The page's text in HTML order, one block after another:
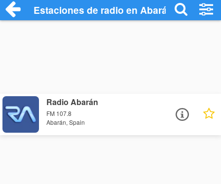
Estaciones de radio en Abarán -
Radio Abarán
FM 107.8
Abarán, Spain